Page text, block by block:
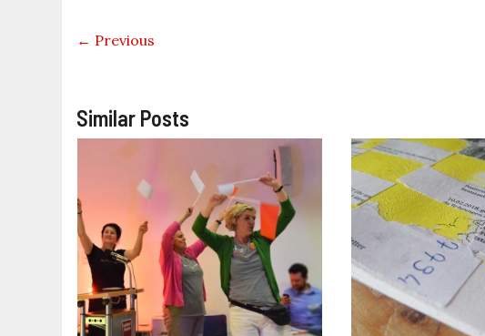
← Previous
Similar Posts